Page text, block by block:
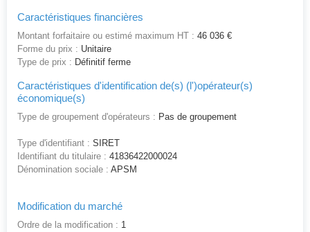
Caractéristiques financières
Montant forfaitaire ou estimé maximum HT : 46 036 €
Forme du prix : Unitaire
Type de prix : Définitif ferme
Caractéristiques d'identification de(s) (l')opérateur(s)
économique(s)
Type de groupement d'opérateurs : Pas de groupement
Type d'identifiant : SIRET
Identifiant du titulaire : 41836422000024
Dénomination sociale : APSM
Modification du marché
Ordre de la modification : 1